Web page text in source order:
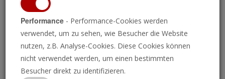
Der Wochenrückblick 19. Juli
2024
Veröffentlicht am 24. Juli 2024 • 3 Minuten
seconds
Performance - Performance-Cookies werden
verwendet, um zu sehen, wie Besucher die Website
nutzen, z.B. Analyse-Cookies. Diese Cookies können
nicht verwendet werden, um einen bestimmten
Besucher direkt zu identifizieren.